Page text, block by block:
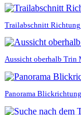
Trailabschnitt
Aussicht oberhalb Trin
Panorama